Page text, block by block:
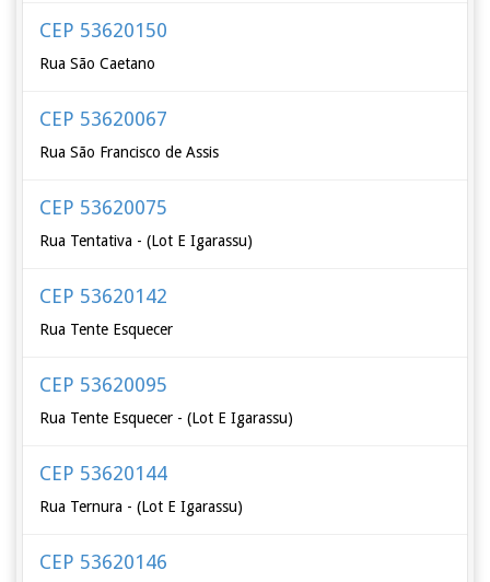
CEP 53620150
Rua São Caetano
CEP 53620067
Rua São Francisco de Assis
CEP 53620075
Rua Tentativa - (Lot E Igarassu)
CEP 53620142
Rua Tente Esquecer
CEP 53620095
Rua Tente Esquecer - (Lot E Igarassu)
CEP 53620144
Rua Ternura - (Lot E Igarassu)
CEP 53620146